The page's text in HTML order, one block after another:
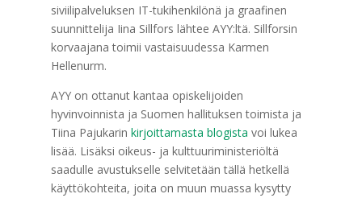
siviilipalveluksen IT-tukihenkilönä ja graafinen
suunnittelija Iina Sillfors lähtee AYY:ltä. Sillforsin
korvaajana toimii vastaisuudessa Karmen
Hellenurm.
AYY on ottanut kantaa opiskelijoiden
hyvinvoinnista ja Suomen hallituksen toimista ja
Tiina Pajukarin kirjoittamasta blogista voi lukea
lisää. Lisäksi oikeus- ja kulttuuriministeriöltä
saadulle avustukselle selvitetään tällä hetkellä
käyttökohteita, joita on muun muassa kysytty